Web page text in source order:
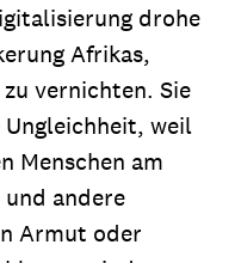
drohe
Afrikas,
vernichten. Sie
weil
Menschen am
andere
Armut oder